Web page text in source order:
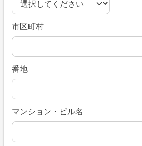
市区町村
番地
マンション・ビル名